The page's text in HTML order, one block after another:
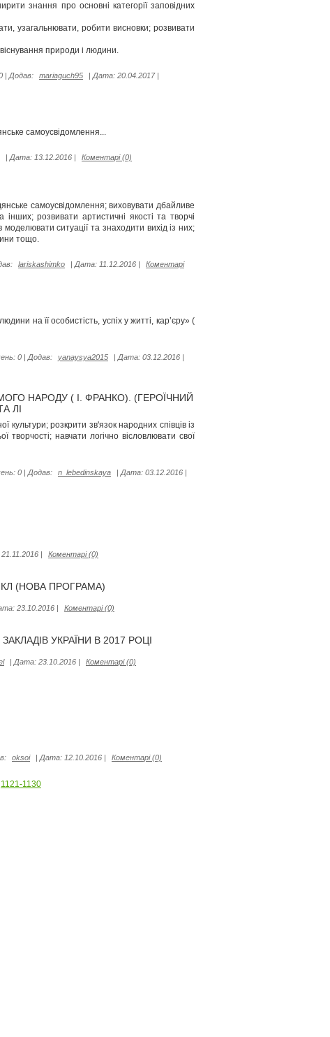
знання про основні категорії заповідних
узагальнювати, робити висновки; розвивати
природи і людини.
| Додав: mariaguch95 | Дата: 20.04.2017 |
самоусвідомлення...
| Дата: 13.12.2016 | Коментарі (0)
самоусвідомлення; виховувати дбайливе
розвивати артистичні якості та творчі
ситуації та знаходити вихід із них;
тощо.
lariskashimko | Дата: 11.12.2016 |
Коментарі
на її особистість, успіх у житті, кар’єру» (
0 | Додав: yanaysya2015 | Дата: 03.12.2016 |
НАРОДУ ( І. ФРАНКО). (ГЕРОЇЧНИЙ
ЛІ
культури; розкрити зв'язок народних співців із
творчості; навчати логічно вісловлювати свої
0 | Додав: n_lebedinskaya | Дата: 03.12.2016 |
21.11.2016 | Коментарі (0)
(НОВА ПРОГРАМА)
23.10.2016 | Коментарі (0)
УКРАЇНИ В 2017 РОЦІ
| Дата: 23.10.2016 | Коментарі (0)
oksoi | Дата: 12.10.2016 | Коментарі (0)
1121-1130